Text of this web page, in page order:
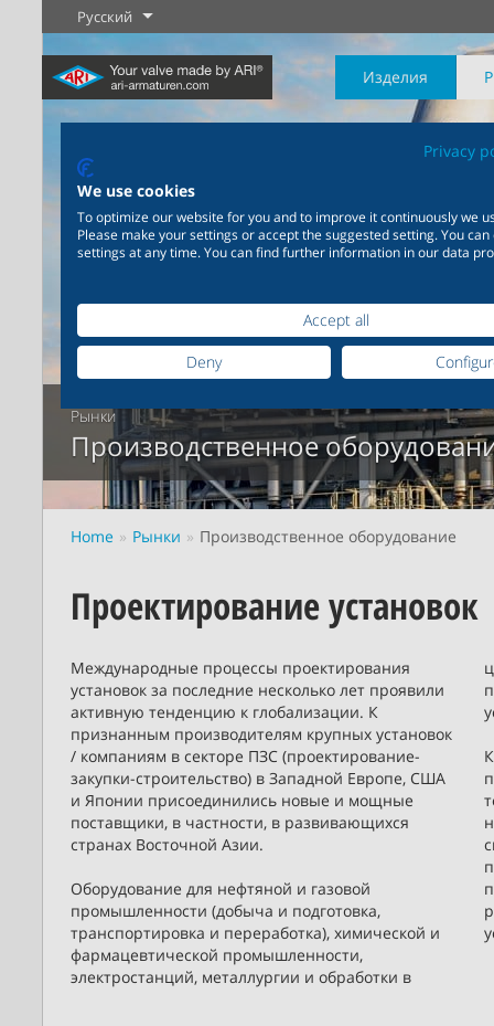
Русский
Изделия
Новые изделия
Подробнее
Регулировка
Подробнее Подробнее
Промышленность
промышленности
Подробнее
Химическая
200 000 вариантов для
химической продукции
Подробнее
Рынки
Производственное
Home Рынки Производственное оборудование
Проектирование установок
Международные процессы проектирования
установок за последние несколько лет проявили
активную тенденцию к глобализации. К
признанным производителям крупных установок
/ компаниям в секторе ПЗС (проектирование-
закупки-строительство) в Западной Европе, США
и Японии присоединились новые и мощные
поставщики, в частности, в развивающихся
странах Восточной Азии.
Оборудование для нефтяной и газовой
промышленности (добыча и подготовка,
транспортировка и переработка), химической и
фармацевтической промышленности,
электростанций, металлургии и обработки в
Privacy
We use cookies
To optimize our website for you and to improve it continuously we
Please make your settings or accept the suggested setting. You
settings at any time. You can find further information in our data
Accept all
Deny